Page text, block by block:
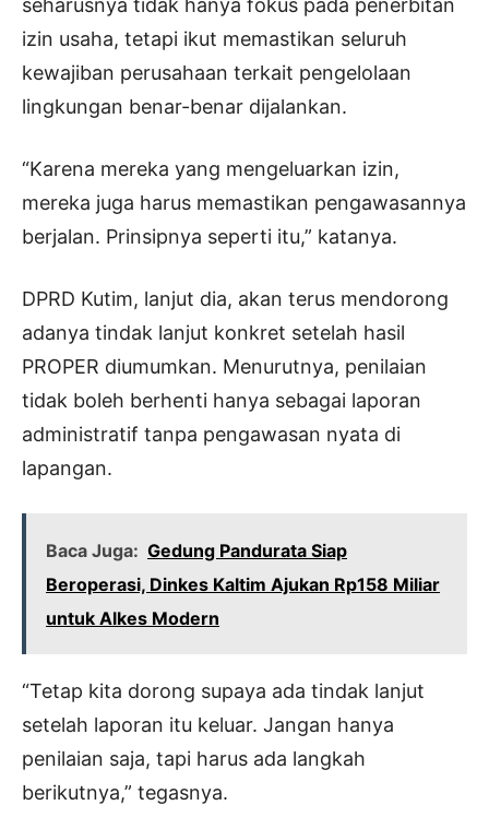
seharusnya tidak hanya fokus pada penerbitan
izin usaha, tetapi ikut memastikan seluruh
kewajiban perusahaan terkait pengelolaan
lingkungan benar-benar dijalankan.
“Karena mereka yang mengeluarkan izin,
mereka juga harus memastikan pengawasannya
berjalan. Prinsipnya seperti itu,” katanya.
DPRD Kutim, lanjut dia, akan terus mendorong
adanya tindak lanjut konkret setelah hasil
PROPER diumumkan. Menurutnya, penilaian
tidak boleh berhenti hanya sebagai laporan
administratif tanpa pengawasan nyata di
lapangan.
Baca Juga: Gedung Pandurata Siap
Beroperasi, Dinkes Kaltim Ajukan Rp158 Miliar
untuk Alkes Modern
“Tetap kita dorong supaya ada tindak lanjut
setelah laporan itu keluar. Jangan hanya
penilaian saja, tapi harus ada langkah
berikutnya,” tegasnya.